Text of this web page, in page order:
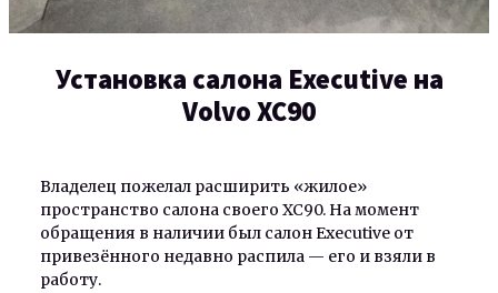
Установка салона Executive на
Volvo XC90
Владелец пожелал расширить «жилое»
пространство салона своего XC90. На момент
обращения в наличии был салон Executive от
привезённого недавно распила — его и взяли в
работу.